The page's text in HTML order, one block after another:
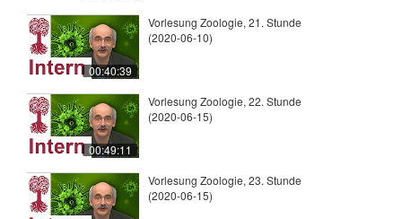
00:40:39
Vorlesung Zoologie, 21. Stunde
(2020-06-10)
00:49:11
Vorlesung Zoologie, 22. Stunde
(2020-06-15)
Vorlesung Zoologie, 23. Stunde
(2020-06-15)